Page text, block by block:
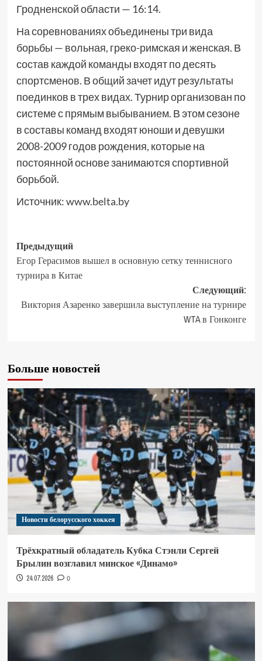
Гродненской области — 16:14.
На соревнованиях объединены три вида
борьбы — вольная, греко-римская и женская. В
состав каждой команды входят по десять
спортсменов. В общий зачет идут результаты
поединков в трех видах. Турнир организован по
системе с прямым выбыванием. В этом сезоне
в составы команд входят юноши и девушки
2008-2009 годов рождения, которые на
постоянной основе занимаются спортивной
борьбой.
Источник:www.belta.by
Предыдущий
Егор Герасимов вышел в основную сетку теннисного
турнира в Китае
Следующий:
Виктория Азаренко завершила выступление на турнире
WTA в Гонконге
Больше новостей
Новости белорусского хоккея
Трёхкратный обладатель Кубка Стэнли Сергей
Брылин возглавил минское «Динамо»
24.07.2026 0